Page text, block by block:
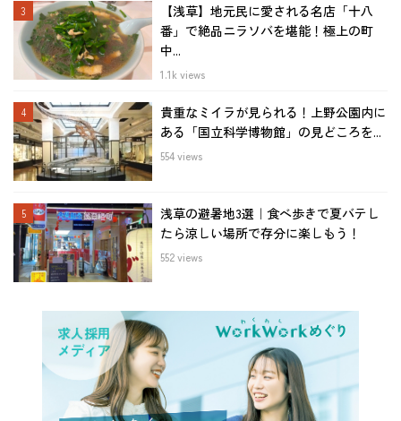
【浅草】地元民に愛される名店「十八
番」で絶品ニラソバを堪能！極上の町
中...
1.1k views
貴重なミイラが見られる！上野公園内に
ある「国立科学博物館」の見どころを...
554 views
浅草の避暑地3選｜食べ歩きで夏バテし
たら涼しい場所で存分に楽しもう！
552 views